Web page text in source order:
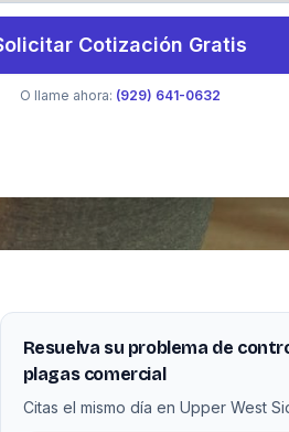
Cotización Gratis
O llame ahora: (929) 641-0632
Resuelva su problema de
plagas comercial
Citas el mismo día en Upper West